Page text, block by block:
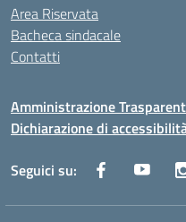
Area Riservata
Bacheca sindacale
Contatti
Amministrazione
Dichiarazione di
Seguici su: